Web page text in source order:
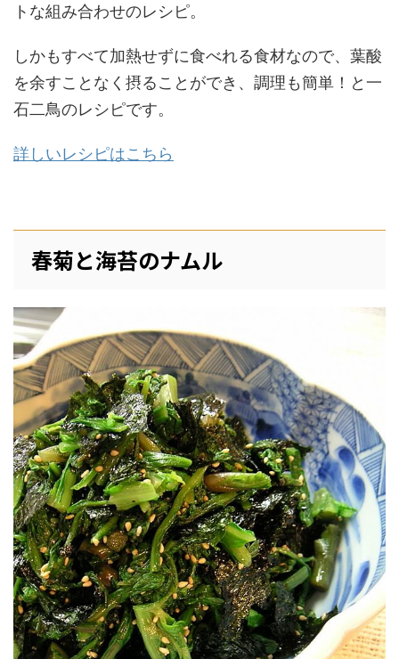
トな組み合わせのレシピ。
しかもすべて加熱せずに食べれる食材なので、葉酸
を余すことなく摂ることができ、調理も簡単！と一
石二鳥のレシピです。
詳しいレシピはこちら
春菊と海苔のナムル